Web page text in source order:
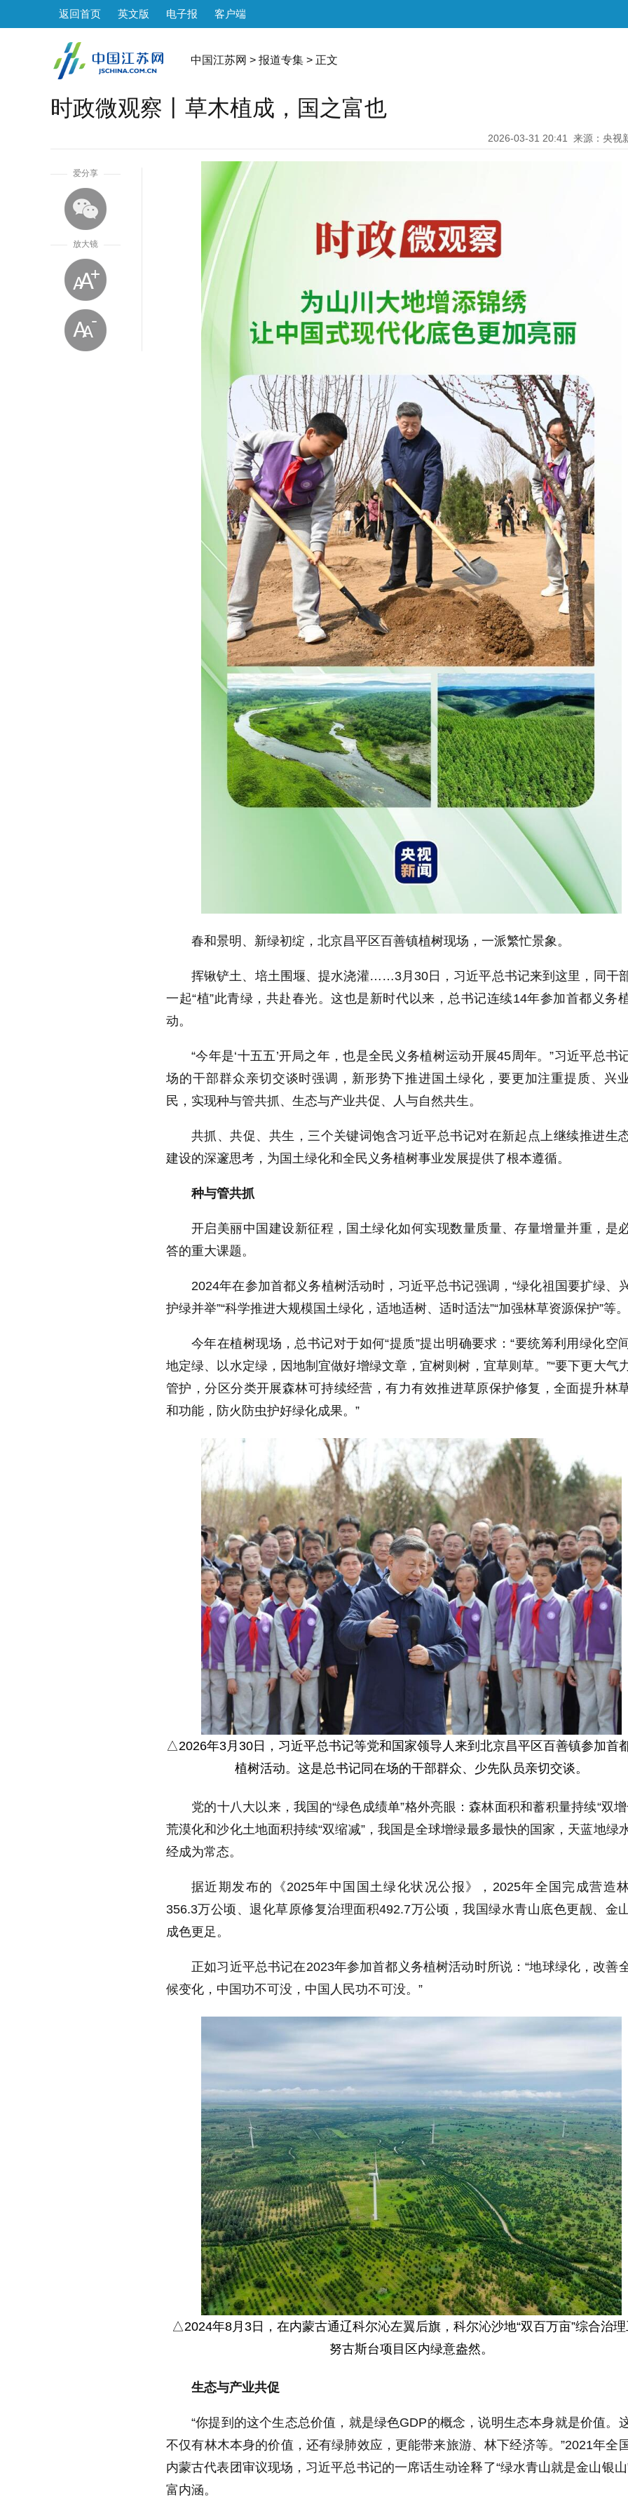
返回首页 英文版 电子报 客户端
中国江苏网 > 报道专集 > 正文
时政微观察丨草木植成，国之富也
2026-03-31 20:41 来源：央视
爱分享
放大镜
春和景明、新绿初绽，北京昌平区百善镇植树现场，一派繁忙景象。
挥锹铲土、培土围堰、提水浇灌……3月30日，习近平总书记来到这里，同干
一起“植”此青绿，共赴春光。这也是新时代以来，总书记连续14年参加首都义务
动。
“今年是‘十五五’开局之年，也是全民义务植树运动开展45周年。”习近平总书
场的干部群众亲切交谈时强调，新形势下推进国土绿化，要更加注重提质、兴
民，实现种与管共抓、生态与产业共促、人与自然共生。
共抓、共促、共生，三个关键词饱含习近平总书记对在新起点上继续推进生
建设的深邃思考，为国土绿化和全民义务植树事业发展提供了根本遵循。
种与管共抓
开启美丽中国建设新征程，国土绿化如何实现数量质量、存量增量并重，是
答的重大课题。
2024年在参加首都义务植树活动时，习近平总书记强调，“绿化祖国要扩绿、兴
护绿并举”“科学推进大规模国土绿化，适地适树、适时适法”“加强林草资源保护”等。
今年在植树现场，总书记对于如何“提质”提出明确要求：“要统筹利用绿化空
地定绿、以水定绿，因地制宜做好增绿文章，宜树则树，宜草则草。”“要下更大气
管护，分区分类开展森林可持续经营，有力有效推进草原保护修复，全面提升林
和功能，防火防虫护好绿化成果。”
△2026年3月30日，习近平总书记等党和国家领导人来到北京昌平区百善镇参加首
植树活动。这是总书记同在场的干部群众、少先队员亲切交谈。
党的十八大以来，我国的“绿色成绩单”格外亮眼：森林面积和蓄积量持续“双增
荒漠化和沙化土地面积持续“双缩减”，我国是全球增绿最多最快的国家，天蓝地绿
经成为常态。
据近期发布的《2025年中国国土绿化状况公报》，2025年全国完成营造
356.3万公顷、退化草原修复治理面积492.7万公顷，我国绿水青山底色更靓、金
成色更足。
正如习近平总书记在2023年参加首都义务植树活动时所说：“地球绿化，改善
候变化，中国功不可没，中国人民功不可没。”
△2024年8月3日，在内蒙古通辽科尔沁左翼后旗，科尔沁沙地“双百万亩”综合治
努古斯台项目区内绿意盎然。
生态与产业共促
“你提到的这个生态总价值，就是绿色GDP的概念，说明生态本身就是价值。
不仅有林木本身的价值，还有绿肺效应，更能带来旅游、林下经济等。”2021年全
内蒙古代表团审议现场，习近平总书记的一席话生动诠释了“绿水青山就是金山银山
富内涵。